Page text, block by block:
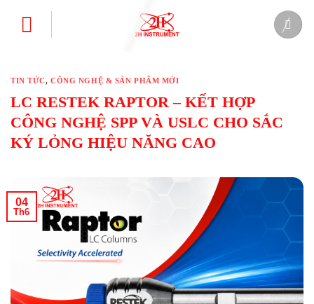
TIN TỨC,CÔNG NGHỆ & SẢN PHẨM MỚI
LC RESTEK RAPTOR – KẾT HỢP
CÔNG NGHỆ SPP VÀ USLC CHO SẮC
KÝ LỎNG HIỆU NĂNG CAO
04
Th6